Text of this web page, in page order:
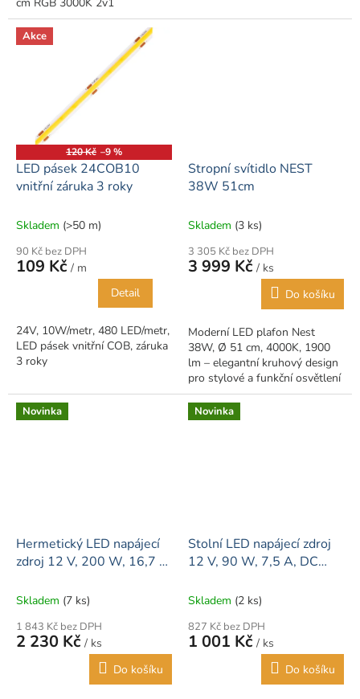
cm RGB 3000K 2v1
Akce
120 Kč –9 %
LED pásek 24COB10
vnitřní záruka 3 roky
Skladem (>50 m)
90 Kč bez DPH
109 Kč / m
Detail
24V, 10W/metr, 480 LED/metr,
LED pásek vnitřní COB, záruka
3 roky
Stropní svítidlo NEST
38W 51cm
Skladem (3 ks)
3 305 Kč bez DPH
3 999 Kč / ks
Do košíku
Moderní LED plafon Nest
38W, Ø 51 cm, 4000K, 1900
lm – elegantní kruhový design
pro stylové a funkční osvětlení
interiéru.
Novinka
Hermetický LED napájecí
zdroj 12 V, 200 W, 16,7 A,
Skladem (7 ks)
1 843 Kč bez DPH
2 230 Kč / ks
Do košíku
Novinka
Stolní LED napájecí zdroj
12 V, 90 W, 7,5 A, DC
Skladem (2 ks)
827 Kč bez DPH
1 001 Kč / ks
Do košíku